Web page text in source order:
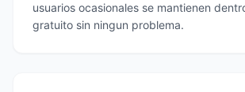
usuarios ocasionales se mantienen
gratuito sin ningun problema.